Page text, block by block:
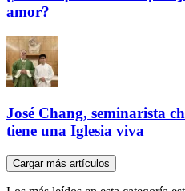
amor?
José Chang, seminarista
tiene una Iglesia viva
Cargar más artículos